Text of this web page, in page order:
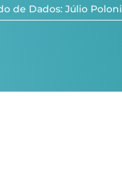
de Dados: Júlio Poloni